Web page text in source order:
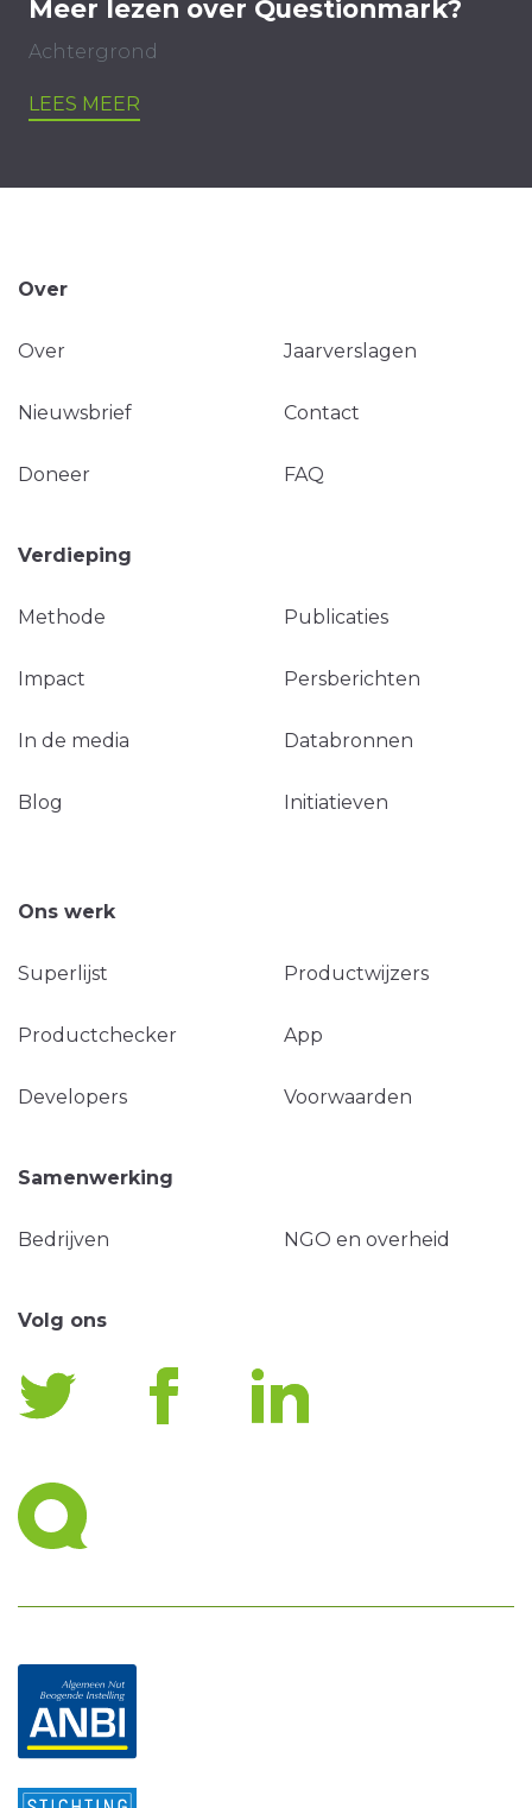
Meer lezen over Questionmark?
Achtergrond
LEES MEER
Over
Over Jaarverslagen
Nieuwsbrief Contact
Doneer FAQ
Verdieping
Methode Publicaties
Impact Persberichten
In de media Databronnen
Blog Initiatieven
Ons werk
Superlijst Productwijzers
Productchecker App
Developers Voorwaarden
Samenwerking
Bedrijven NGO en overheid
Volg ons